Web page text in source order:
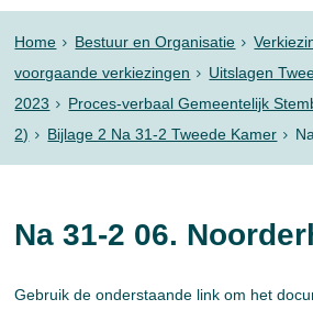
Home Bestuur en Organisatie
voorgaande verkiezingen
Uitslagen
2023
Proces-verbaal Gemeentelijk
2)
Bijlage 2 Na 31-2 Tweede Kamer
Na 31-2 06.
Gebruik de onderstaande link om het